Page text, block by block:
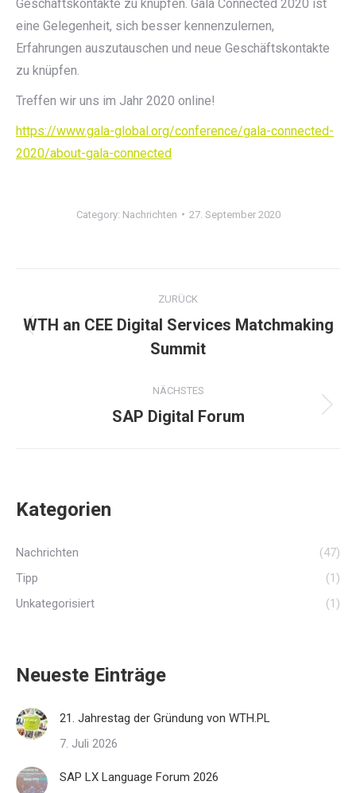
Geschäftskontakte zu knüpfen. Gala Connected 2020 ist
eine Gelegenheit, sich besser kennenzulernen,
Erfahrungen auszutauschen und neue Geschäftskontakte
zu knüpfen.
Treffen wir uns im Jahr 2020 online!
https://www.gala-global.org/conference/gala-connected-
2020/about-gala-connected
Category: Nachrichten 27. September 2020
Kommentarnavigation
ZURÜCK
Vorheriger
Beitrag:
WTH an CEE Digital Services Matchmaking
Summit
NÄCHSTES
Nächster
SAP Digital Forum
Kategorien
Nachrichten
(47)
Tipp
(1)
Unkategorisiert
(1)
Neueste Einträge
21. Jahrestag der Gründung von WTH.PL
7. Juli 2026
SAP LX Language Forum 2026